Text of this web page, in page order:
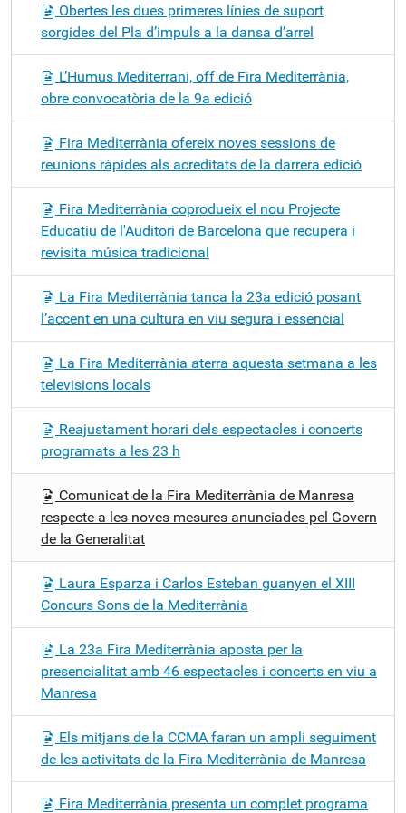
Obertes les dues primeres línies de suport
sorgides del Pla d’impuls a la dansa d’arrel
L’Humus Mediterrani, off de Fira Mediterrània,
obre convocatòria de la 9a edició
Fira Mediterrània ofereix noves sessions de
reunions ràpides als acreditats de la darrera edició
Fira Mediterrània coprodueix el nou Projecte
Educatiu de l'Auditori de Barcelona que recupera i
revisita música tradicional
La Fira Mediterrània tanca la 23a edició posant
l’accent en una cultura en viu segura i essencial
La Fira Mediterrània aterra aquesta setmana a les
televisions locals
Reajustament horari dels espectacles i concerts
programats a les 23 h
Comunicat de la Fira Mediterrània de Manresa
respecte a les noves mesures anunciades pel Govern
de la Generalitat
Laura Esparza i Carlos Esteban guanyen el XIII
Concurs Sons de la Mediterrània
La 23a Fira Mediterrània aposta per la
presencialitat amb 46 espectacles i concerts en viu a
Manresa
Els mitjans de la CCMA faran un ampli seguiment
de les activitats de la Fira Mediterrània de Manresa
Fira Mediterrània presenta un complet programa